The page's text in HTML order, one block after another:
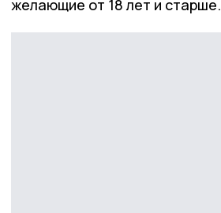
желающие от 18 лет и старше.